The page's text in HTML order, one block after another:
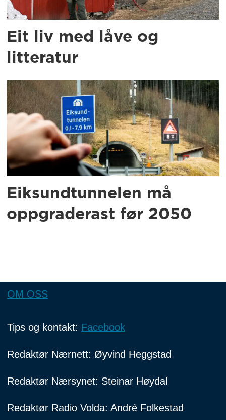
Eit liv med låve og
litteratur
Eiksundtunnelen må
oppgraderast før 2050
OM OSS
Tips og kontakt: Facebook
Redaktør Nærnett: Øyvind Heggstad
Redaktør Nærsynet: Steinar Høydal
Redaktør Radio Volda: André Folkestad